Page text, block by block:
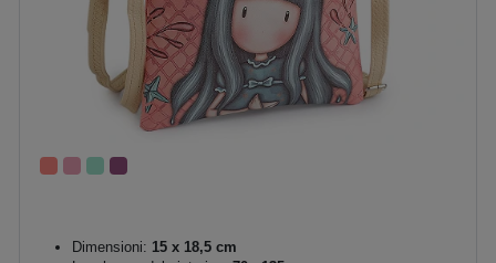
Dimensioni: 15 x 18,5 cm